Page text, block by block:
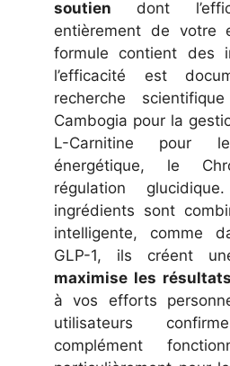
soutien dont
entièrement de votre
formule contient des
l’efficacité est
recherche
Cambogia pour la
L-Carnitine pour
énergétique, le
régulation
ingrédients sont
intelligente, comme
GLP-1, ils créent
maximise les
à vos efforts
utilisateurs
complément